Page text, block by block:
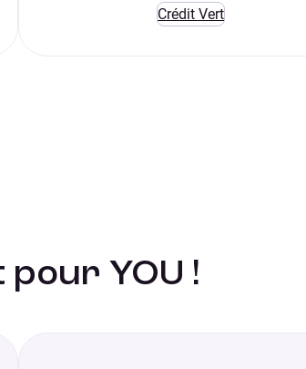
Crédit Vert
YOU !